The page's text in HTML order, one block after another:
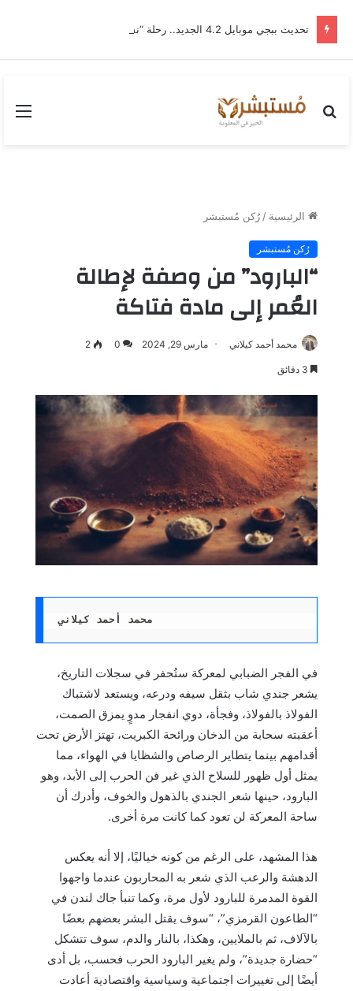
بحث
الرئيسية / رُكن مُستبشر
رُكن مُستبشر
“البارود” من وصفة لإطالة
العُمر إلى مادة فتاكة
محمد أحمد كيلاني مارس 29, 2024 0
2
في الفجر الضبابي لمعركة ستُحفر في سجلات التاريخ،
يشعر جندي شاب بثقل سيفه ودرعه، ويستعد لاشتباك
الفولاذ بالفولاذ، وفجأة، دوي انفجار مدوٍ يمزق الصمت،
أعقبته سحابة من الدخان ورائحة الكبريت، تهتز الأرض تحت
أقدامهم بينما يتطاير الرصاص والشظايا في الهواء، مما
يمثل أول ظهور للسلاح الذي غير فن الحرب إلى الأبد، وهو
البارود، حينها شعر الجندي بالذهول والخوف، وأدرك أن
ساحة المعركة لن تعود كما كانت مرة أخرى.
هذا المشهد، على الرغم من كونه خياليًا، إلا أنه يعكس
الدهشة والرعب الذي شعر به المحاربون عندما واجهوا
القوة المدمرة للبارود لأول مرة، وكما تنبأ جاك لندن في
“الطاعون القرمزي”، “سوف يقتل البشر بعضهم بعضًا
بالآلاف، ثم بالملايين، وهكذا، بالنار والدم، سوف تتشكل
“حضارة جديدة”، ولم يغير البارود الحرب فحسب، بل أدى
أيضًا إلى تغييرات اجتماعية وسياسية واقتصادية أعادت